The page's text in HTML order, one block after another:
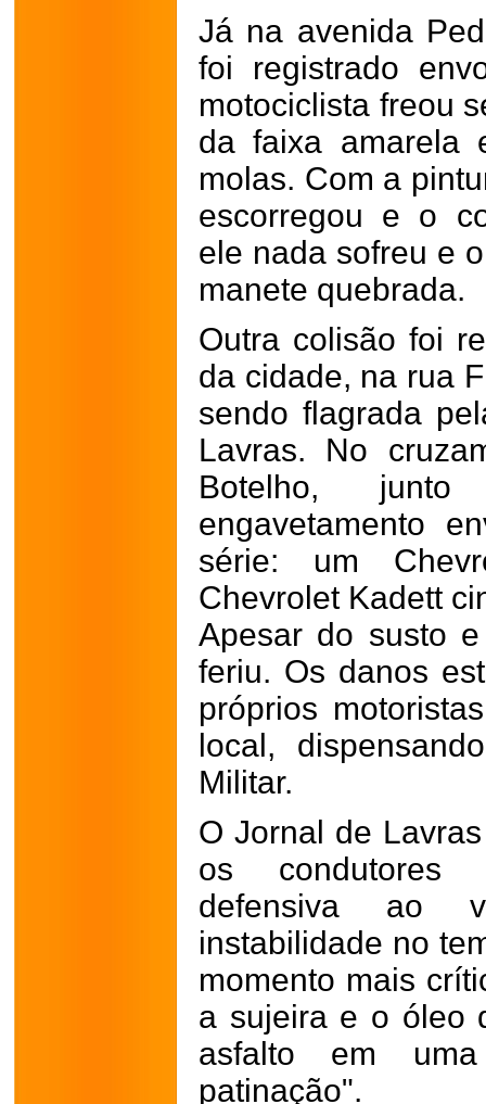
Já na avenida
foi registrado
motociclista freou
da faixa amarela
molas. Com a
escorregou e o
ele nada sofreu e
manete quebrada.
Outra colisão foi
da cidade, na rua
sendo flagrada
Lavras. No
Botelho,
engavetamento
série: um
Chevrolet Kadett
Apesar do susto
feriu. Os danos
próprios
local,
Militar.
O Jornal de
os condutores
defensiva ao
instabilidade no
momento mais
a sujeira e o óleo
asfalto em
patinação".